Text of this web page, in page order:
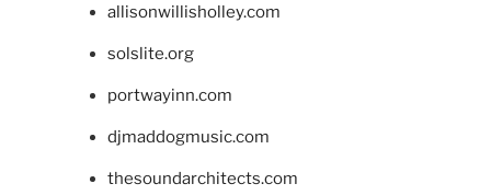
allisonwillisholley.com
solslite.org
portwayinn.com
djmaddogmusic.com
thesoundarchitects.com